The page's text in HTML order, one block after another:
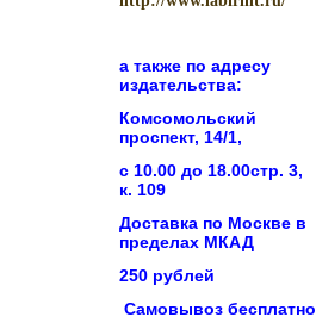
а также по адресу
издательства:
Комсомольский
проспект, 14/1,
с 10.00 до 18.00стр. 3,
к. 109
Доставка по Москве в
пределах МКАД
250 рублей
Самовывоз бесплатно